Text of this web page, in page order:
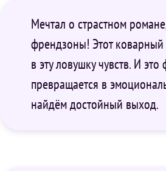
Мечтал о страстном
френдзоны! Этот
в эту ловушку чувств. И
превращается в
найдём достойный выход.